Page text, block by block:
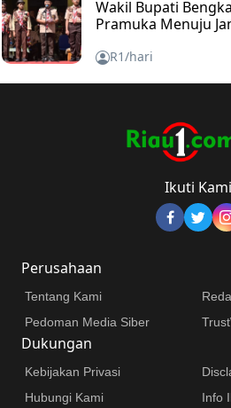
Wakil Bupati
Pramuka Menuju
R1/hari
Ikuti Kami
Perusahaan
Tentang Kami
Pedoman Media Siber
Dukungan
Kebijakan Privasi
Hubungi Kami
Info